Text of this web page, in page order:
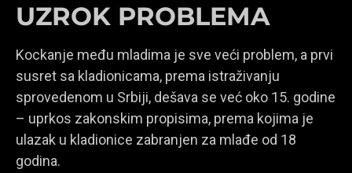
UZROK PROBLEMA
Kockanje među mladima je sve veći problem, a prvi
susret sa kladionicama, prema istraživanju
sprovedenom u Srbiji, dešava se već oko 15. godine
– uprkos zakonskim propisima, prema kojima je
ulazak u kladionice zabranjen za mlađe od 18
godina.